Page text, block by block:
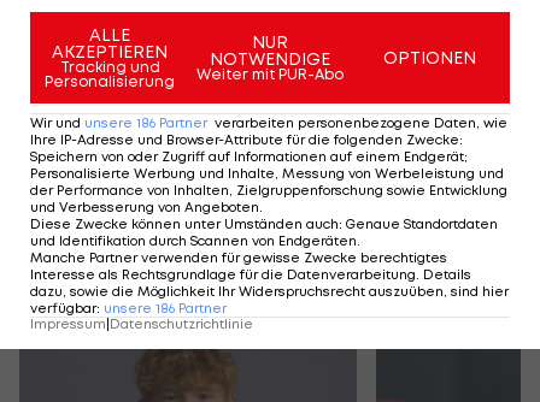
familiäre Atmosphäre."
HIGHLIGHTS: LASK - SK Sturm Graz
Fußball - Frauen-Bundesliga Fußball -
Mehr zum Thema
ALLE
AKZEPTIEREN
Tracking und
Personalisierung
NUR
NOTWENDIGE
Weiter mit PUR-Abo
OPTIONEN
Wir und unsere 186 Partner verarbeiten personenbezogene Daten, wie
Ihre IP-Adresse und Browser-Attribute für die folgenden Zwecke:
Speichern von oder Zugriff auf Informationen auf einem Endgerät;
Personalisierte Werbung und Inhalte, Messung von Werbeleistung und
der Performance von Inhalten, Zielgruppenforschung sowie Entwicklung
und Verbesserung von Angeboten
Diese Zwecke können unter Umständen auch: Genaue Standortdaten
und Identifikation durch Scannen von Endgeräten
Manche Partner verwenden für gewisse Zwecke berechtigtes
Interesse als Rechtsgrundlage für die Datenverarbeitung. Details
dazu, sowie die Möglichkeit Ihr Widerspruchsrecht auszuüben, sind hier
verfügbar: unsere 186 Partner
Impressum|Datenschutzrichtlinie